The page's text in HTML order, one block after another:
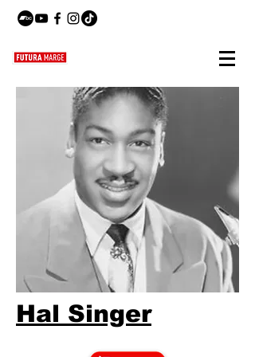
Hal Singer